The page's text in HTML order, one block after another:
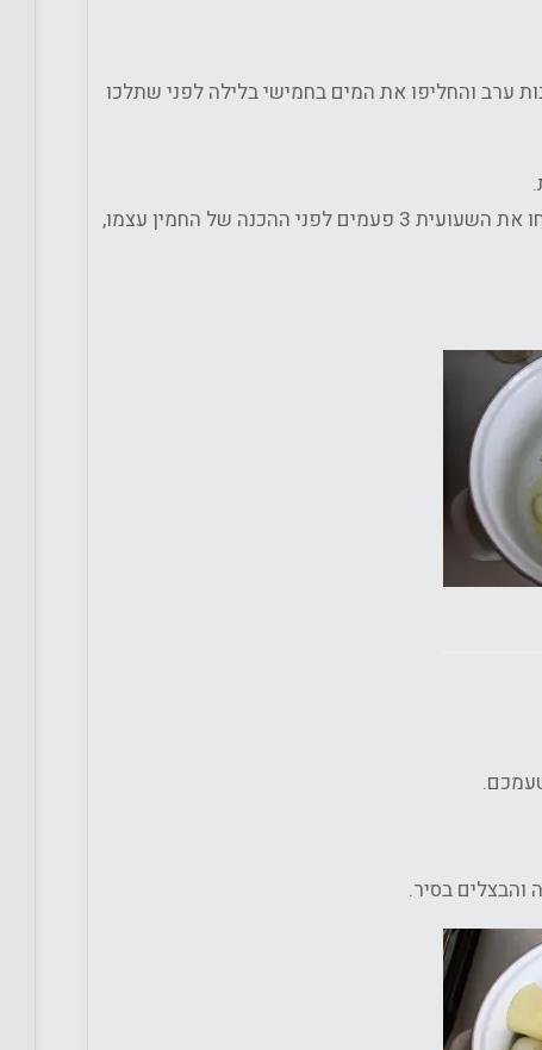
ערב והחליפו את המים בחמישי בלילה לפני שתלכו
אם אתם מעונינים להמנע ככל האפשר מתופעות לוואי של השעועית, הרתיחו את השעועית 3 פעמים לפני ההכנה של החמין עצמו,
והבצלים בסיר.